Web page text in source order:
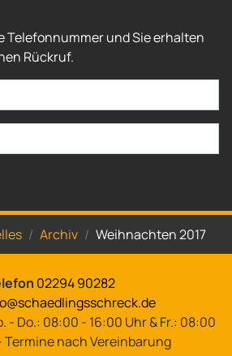
Telefonnummer und Sie erhalten
Rückruf.
Archiv Weihnachten 2017
02294 90282
- Do.: 08:00 - 16:00 Uhr & Fr.: 08:00
Termine nach Vereinbarung